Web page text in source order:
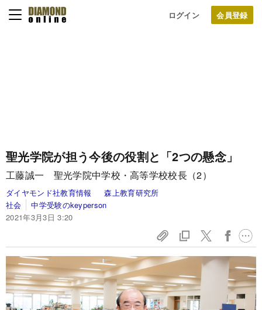
ログイン
聖光学院が担う今後の役割と「2つの懸念」
工藤誠一 聖光学院中学校・高等学校校長（2）
ダイヤモンド社教育情報
森上教育研究所
社会
中学受験のkeyperson
2021年3月3日 3:20